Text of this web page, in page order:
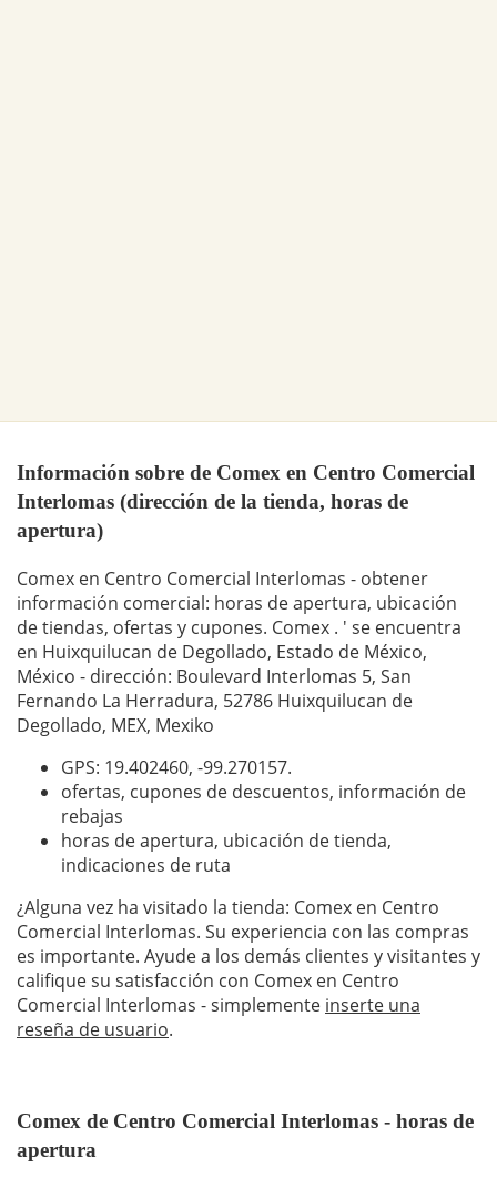
Información sobre de Comex en Centro Comercial
Interlomas (dirección de la tienda, horas de
apertura)
Comex en Centro Comercial Interlomas - obtener
información comercial: horas de apertura, ubicación
de tiendas, ofertas y cupones. Comex . ' se encuentra
en Huixquilucan de Degollado, Estado de México,
México - dirección: Boulevard Interlomas 5, San
Fernando La Herradura, 52786 Huixquilucan de
Degollado, MEX, Mexiko
GPS: 19.402460, -99.270157.
ofertas, cupones de descuentos, información de
rebajas
horas de apertura, ubicación de tienda,
indicaciones de ruta
¿Alguna vez ha visitado la tienda: Comex en Centro
Comercial Interlomas. Su experiencia con las compras
es importante. Ayude a los demás clientes y visitantes y
califique su satisfacción con Comex en Centro
Comercial Interlomas - simplemente inserte una
reseña de usuario.
Comex de Centro Comercial Interlomas - horas de
apertura